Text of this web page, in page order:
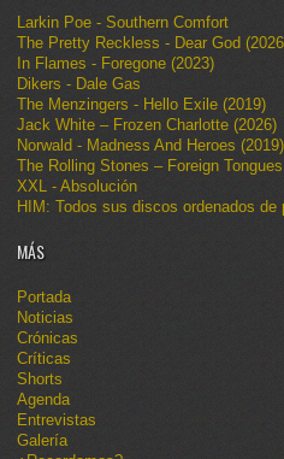
Larkin Poe - Southern Comfort
The Pretty Reckless - Dear God
In Flames - Foregone (2023)
Dikers - Dale Gas
The Menzingers - Hello Exile (2019)
Jack White – Frozen Charlotte (2026)
Norwald - Madness And Heroes (2019)
The Rolling Stones – Foreign
XXL - Absolución
HIM: Todos sus discos ordenados de
MÁS
Portada
Noticias
Crónicas
Críticas
Shorts
Agenda
Entrevistas
Galería